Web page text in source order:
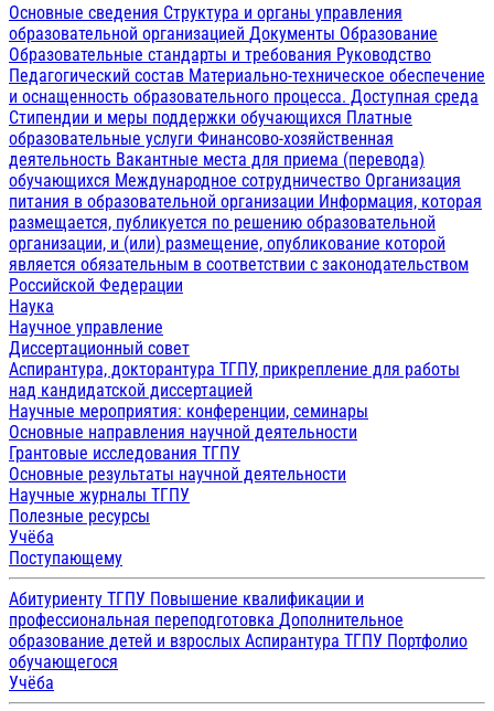
Основные сведения Структура и органы управления
образовательной организацией Документы Образование
Образовательные стандарты и требования Руководство
Педагогический состав Материально-техническое обеспечение
и оснащенность образовательного процесса. Доступная среда
Стипендии и меры поддержки обучающихся Платные
образовательные услуги Финансово-хозяйственная
деятельность Вакантные места для приема (перевода)
обучающихся Международное сотрудничество Организация
питания в образовательной организации Информация, которая
размещается, публикуется по решению образовательной
организации, и (или) размещение, опубликование которой
является обязательным в соответствии с законодательством
Российской Федерации
Наука
Научное управление
Диссертационный совет
Аспирантура, докторантура ТГПУ, прикрепление для работы
над кандидатской диссертацией
Научные мероприятия: конференции, семинары
Основные направления научной деятельности
Грантовые исследования ТГПУ
Основные результаты научной деятельности
Научные журналы ТГПУ
Полезные ресурсы
Учёба
Поступающему
Абитуриенту ТГПУ Повышение квалификации и
профессиональная переподготовка Дополнительное
образование детей и взрослых Аспирантура ТГПУ Портфолио
обучающегося
Учёба